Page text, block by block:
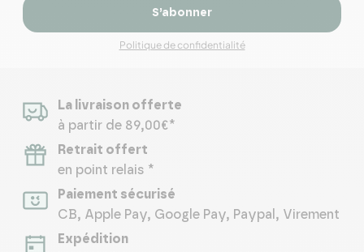
S’abonner
Politique de confidentialité
La livraison offerte
à partir de 89,00€*
Retrait offert
en point relais *
Paiement sécurisé
CB, Apple Pay, Google Pay, Paypal, Virement
Expédition